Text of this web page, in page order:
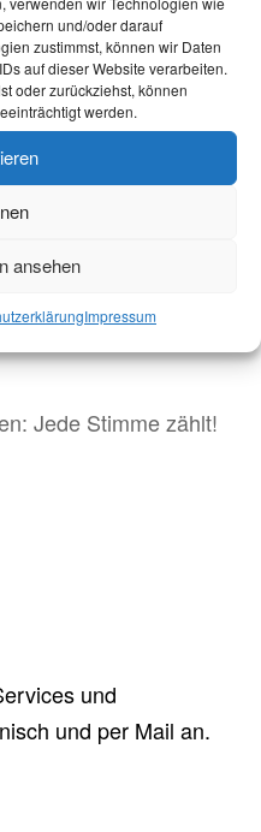
und/oder darauf
zustimmst, können wir Daten
auf dieser Website verarbeiten.
oder zurückziehst, können
werden.
ansehen
Impressum
hinaus: Onboarding
kein Versagen ist –
Hochschulen in NRW
Jede Stimme zählt!
und
und per Mail an.